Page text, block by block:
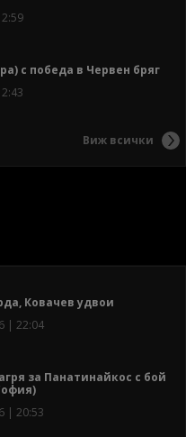
с победа в Червен бряг
Виж всички
Ковачев удвои
| 22:04
за Панатинайкос с бой
| 20:53